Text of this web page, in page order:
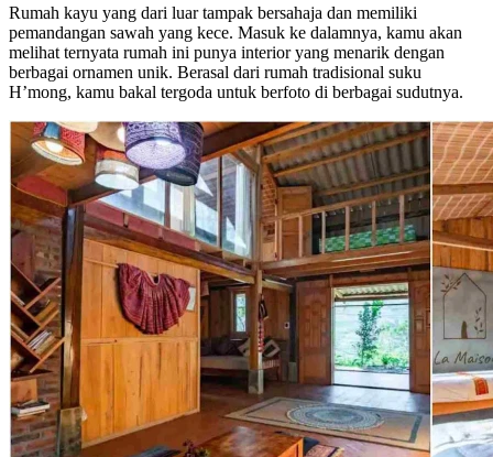
Rumah kayu yang dari luar tampak bersahaja dan memiliki
pemandangan sawah yang kece. Masuk ke dalamnya, kamu akan
melihat ternyata rumah ini punya interior yang menarik dengan
berbagai ornamen unik. Berasal dari rumah tradisional suku
H’mong, kamu bakal tergoda untuk berfoto di berbagai sudutnya.